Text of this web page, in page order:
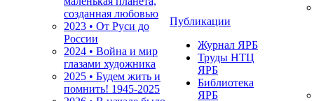
созданная любовью
2023 • От Руси до
России
2024 • Война и мир
глазами художника
2025 • Будем жить и
помнить! 1945-2025
Публикации
Журнал ЯРБ
Труды НТЦ
ЯРБ
Библиотека
ЯРБ